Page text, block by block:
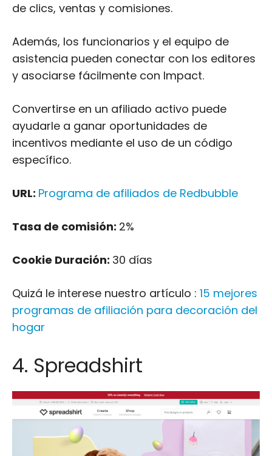
de clics, ventas y comisiones.
Además, los funcionarios y el equipo de
asistencia pueden conectar con los editores
y asociarse fácilmente con Impact.
Convertirse en un afiliado activo puede
ayudarle a ganar oportunidades de
incentivos mediante el uso de un código
específico.
URL: Programa de afiliados de Redbubble
Tasa de comisión: 2%
Cookie Duración: 30 días
Quizá le interese nuestro artículo : 15 mejores
programas de afiliación para decoración del
hogar
4. Spreadshirt